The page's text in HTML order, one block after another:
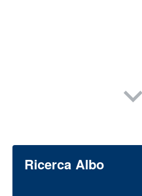
Ricerca Albo